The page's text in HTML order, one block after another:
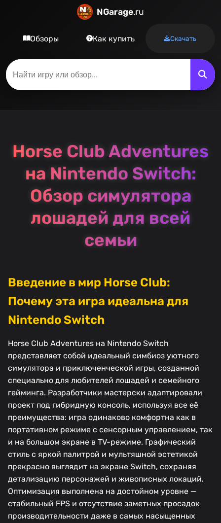
NGarage.ru
Обзоры Как купить Скачать
Horse Club Adventures
на Nintendo Switch:
Обзор симулятора
лошадей для всей
семьи
Введение в мир Horse Club:
Почему эта игра идеальна для
Nintendo Switch
Horse Club Adventures на Nintendo Switch
представляет собой идеальный симбиоз уютного
симулятора и приключенческой игры, созданной
специально для любителей лошадей и семейного
гейминга. Разработчики мастерски адаптировали
проект под гибридную консоль, используя все её
преимущества: игра одинаково комфортна как в
портативном режиме с сенсорным управлением, так
и на большом экране в TV-режиме. Графический
стиль с яркой палитрой и мультяшной эстетикой
прекрасно выглядит на экране Switch, сохраняя
детализацию персонажей и живописных локаций.
Оптимизация выполнена на достойном уровне —
стабильный FPS и отсутствие заметных просадок
производительности даже в самых насыщенных